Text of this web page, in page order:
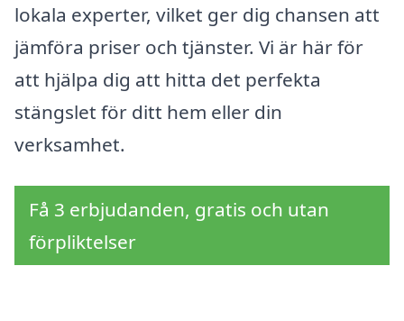
lokala experter, vilket ger dig chansen att
jämföra priser och tjänster. Vi är här för
att hjälpa dig att hitta det perfekta
stängslet för ditt hem eller din
verksamhet.
Få 3 erbjudanden, gratis och utan
förpliktelser